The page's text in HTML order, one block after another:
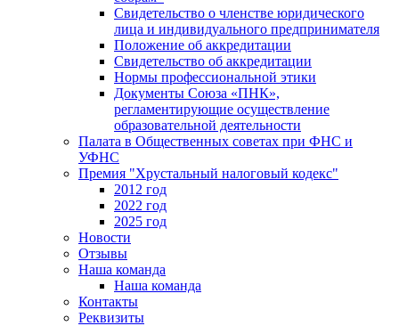
Свидетельство о членстве юридического
лица и индивидуального предпринимателя
Положение об аккредитации
Свидетельство об аккредитации
Нормы профессиональной этики
Документы Союза «ПНК»,
регламентирующие осуществление
образовательной деятельности
Палата в Общественных советах при ФНС и
УФНС
Премия "Хрустальный налоговый кодекс"
2012 год
2022 год
2025 год
Новости
Отзывы
Наша команда
Наша команда
Контакты
Реквизиты